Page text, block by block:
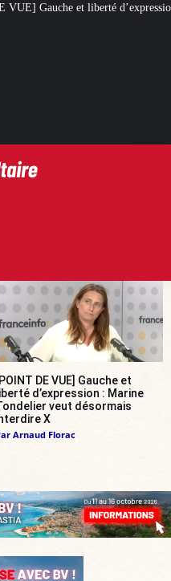
: Marine Tondelier veut désormais
DE VUE] Gauche et
liberté d’expression : Marine
veut désormais
X
Arnaud Florac